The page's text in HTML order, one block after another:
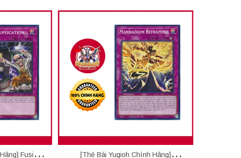
Fusion [Thẻ Bài Yugioh Chính Hãng]